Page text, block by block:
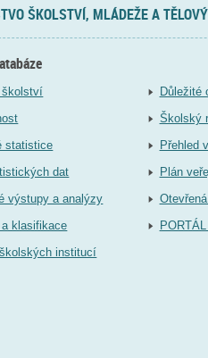
ŠKOLSTVÍ, MLÁDEŽE A
statistice
dat
výstupy a analýzy
klasifikace
institucí
Důležité
Školský
Přehled
Plán